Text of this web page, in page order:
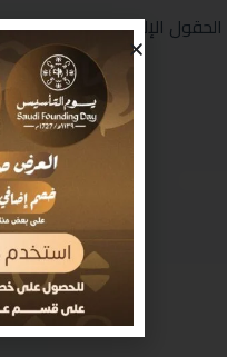
الحقول الإلزامية مشار إليها بـ*